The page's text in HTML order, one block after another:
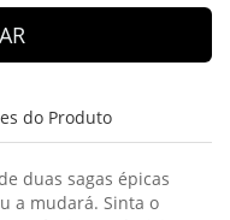
do Produto
duas sagas épicas
a mudará. Sinta o